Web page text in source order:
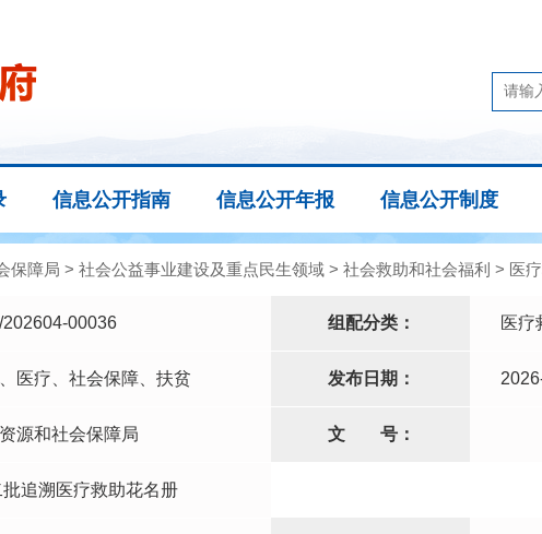
信息公开指南 信息公开年报 信息公开制度
保障局 > 社会公益事业建设及重点民生领域 > 社会救助和社会福利 > 医
00036 组配分类： 医疗
医疗、社会保障、扶贫 发布日期：
源和社会保障局 文 号：
追溯医疗救助花名册